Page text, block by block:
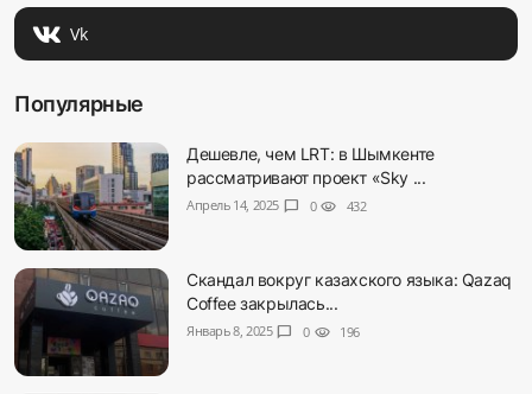
Vk
Популярные
Дешевле, чем LRT: в Шымкенте
рассматривают проект «Sky ...
Апрель 14, 2025 chat_bubble 0 visibility 432
Скандал вокруг казахского языка: Qazaq
Coffee закрылась...
Январь 8, 2025 chat_bubble 0 visibility 196